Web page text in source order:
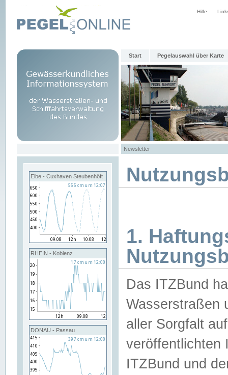
Hilfe
Start Pegelauswahl über Karte
Newsletter
Elbe - Cuxhaven Steubenhöft
RHEIN - Koblenz
DONAU - Passau
1.
Das ITZBund
Wasserstraßen
aller Sorgfalt
veröffentlichten
ITZBund und